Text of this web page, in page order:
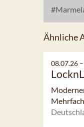
Ähnliche
08.07.26 –